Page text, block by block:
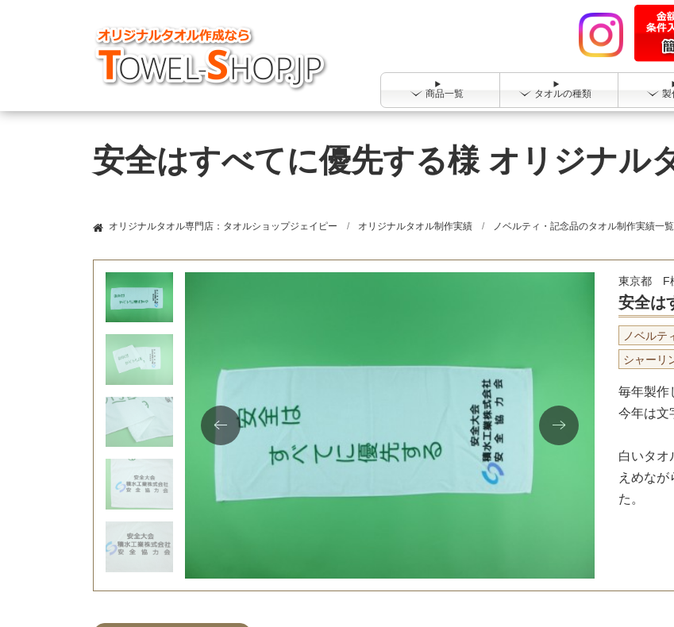
商品一覧 タオルの種類 製
安全はすべてに優先する様 オリジナル
オリジナルタオル専門店：タオルショップジェイピー オリジナルタオル制作実績 ノベルティ・記念品のタオル制作実績一覧
東京都 F
安全は
ノベルテ
シャーリ
毎年製作
今年は文
白いタ
えめな
た。